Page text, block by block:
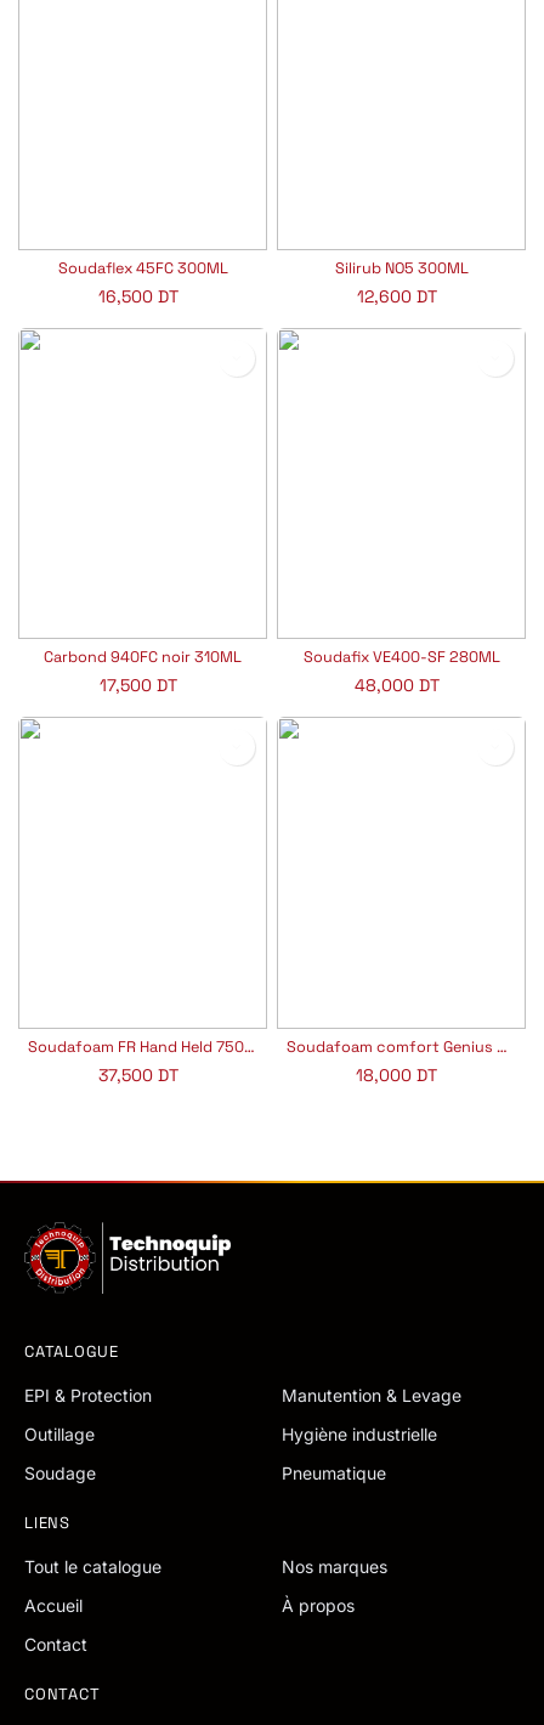
Soudaflex 45FC 300ML
16,500DT
Silirub NO5 300ML
12,600DT
Carbond 940FC noir 310ML
17,500DT
Soudafix VE400-SF 280ML
48,000DT
Soudafoam FR Hand Held 750ML
37,500DT
Soudafoam comfort Genius Gun 600ML
18,000 DT
CATALOGUE
EPI & Protection
Manutention & Levage
Outillage
Hygiène industrielle
Soudage
Pneumatique
LIENS
Tout le catalogue
Nos marques
Accueil
À propos
Contact
CONTACT